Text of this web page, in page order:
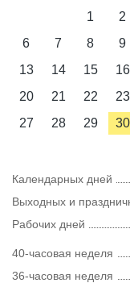
1
2
6
7 8 9
13
14 15 16
20
21 22 23
27
28 29 30
Календарных дней
Выходных и
Рабочих дней
40-часовая неделя
36-часовая неделя